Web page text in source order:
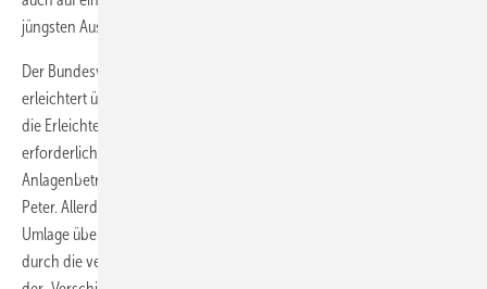
jüngsten Ausschreibungsrunde.
Der Bundesverband Erneuerbare Energie (BEE) gibt sich bereits
erleichtert über die erfolgte EU-Zustimmung: „Entsprechend groß ist
die Erleichterung, dass nun nach unnötig viel verstrichener Zeit die
erforderliche Klarheit geschaffen wird … Jetzt können
Anlagenbetreiber mit dem Bau starten“, sagte BEE-Präsidentin Simone
Peter. Allerdings kritisiert der BEE die Querfinanzierung der EEG-
Umlage über den Bundeshaushalt – und sieht sich in der Kritik daran
durch die verspätete beihilferechtliche Genehmigung bestätigt. Mit